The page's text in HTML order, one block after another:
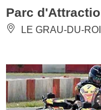
Parc
LE GRAU-DU-ROI